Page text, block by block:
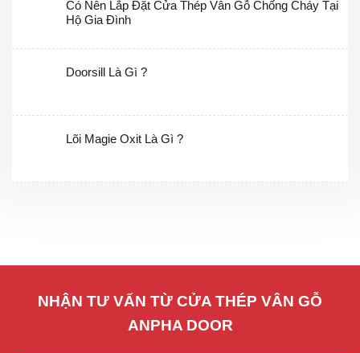
Có Nên Lắp Đặt Cửa Thép Vân Gỗ Chống Cháy Tại
Hộ Gia Đình
Doorsill Là Gì ?
Lõi Magie Oxit Là Gì ?
NHẬN TƯ VẤN TỪ CỬA THÉP VÂN GỖ
ANPHA DOOR